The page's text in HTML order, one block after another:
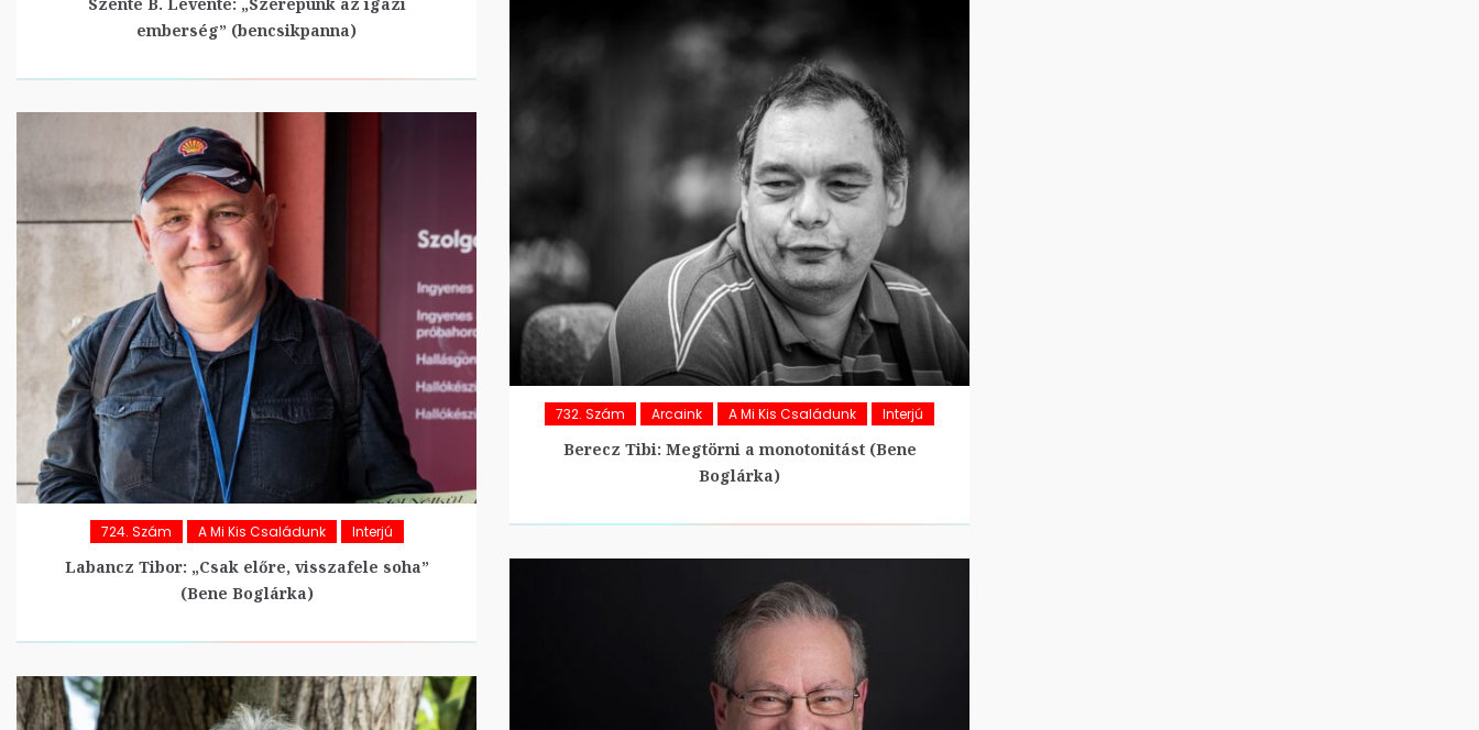
emberség” (bencsikpanna)
732. Szám Arcaink A Mi Kis Családunk Interjú
Berecz Tibi: Megtörni a monotonitást (Bene
Boglárka)
724. Szám A Mi Kis Családunk Interjú
Labancz Tibor: „Csak előre, visszafele soha”
(Bene Boglárka)